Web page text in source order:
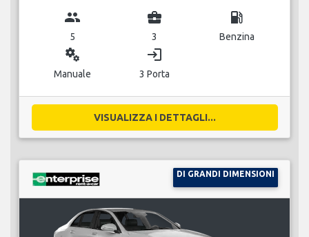
group
5
business_center
3
local_gas_station
Benzina
miscellaneous_services
Manuale
login
3 Porta
VISUALIZZA I DETTAGLI...
DI GRANDI DIMENSIONI